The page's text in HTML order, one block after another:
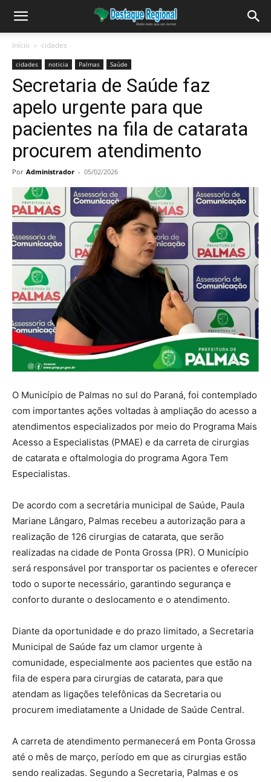
Início cidades
cidades noticia Palmas Saúde
Secretaria de Saúde faz
apelo urgente para que
pacientes na fila de catarata
procurem atendimento
Por Administrador - 05/02/2026
O Município de Palmas no sul do Paraná, foi contemplado
com importantes ações voltadas à ampliação do acesso a
atendimentos especializados por meio do Programa Mais
Acesso a Especialistas (PMAE) e da carreta de cirurgias
de catarata e oftalmologia do programa Agora Tem
Especialistas.
De acordo com a secretária municipal de Saúde, Paula
Mariane Lângaro, Palmas recebeu a autorização para a
realização de 126 cirurgias de catarata, que serão
realizadas na cidade de Ponta Grossa (PR). O Município
será responsável por transportar os pacientes e oferecer
todo o suporte necessário, garantindo segurança e
conforto durante o deslocamento e o atendimento.
Diante da oportunidade e do prazo limitado, a Secretaria
Municipal de Saúde faz um clamor urgente à
comunidade, especialmente aos pacientes que estão na
fila de espera para cirurgias de catarata, para que
atendam as ligações telefônicas da Secretaria ou
procurem imediatamente a Unidade de Saúde Central.
A carreta de atendimento permanecerá em Ponta Grossa
até o mês de março, período em que as cirurgias estão
sendo realizadas. Segundo a Secretaria, Palmas e os